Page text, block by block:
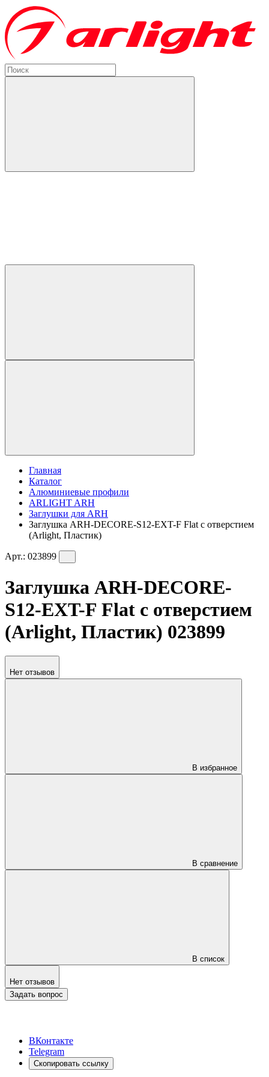
Главная
Каталог
Алюминиевые профили
ARLIGHT ARH
Заглушки для ARH
Заглушка ARH-DECORE-S12-EXT-F Flat с отверстием
(Arlight, Пластик)
Арт.: 023899
Заглушка ARH-DECORE-
S12-EXT-F Flat с отверстием
(Arlight, Пластик) 023899
Нет отзывов
В избранное
В сравнение
В список
Нет отзывов
Задать вопрос
ВКонтакте
Telegram
Скопировать ссылку